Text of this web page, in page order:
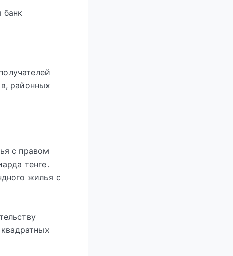
районных
с правом
тенге.
жилья с